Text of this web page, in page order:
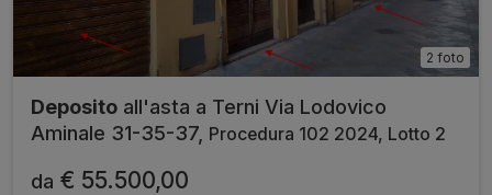
2 foto
Deposito all'asta a Terni Via Lodovico
Aminale 31-35-37, Procedura 102 2024, Lotto 2
da € 55.500,00